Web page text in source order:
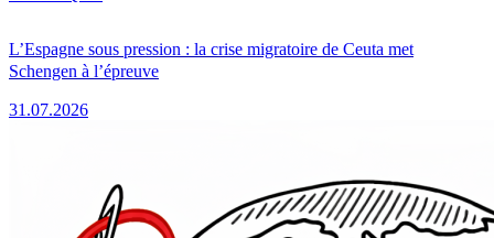
L’Espagne sous pression : la crise migratoire de Ceuta met
Schengen à l’épreuve
31.07.2026